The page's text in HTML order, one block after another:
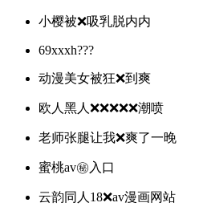
小樱被❌吸乳脱内内
69xxxh???
动漫美女被狂❌到爽
欧人黑人❌❌❌❌❌潮喷
老师张腿让我❌爽了一晚
蜜桃av㊙️入口
云韵同人18❌av漫画网站